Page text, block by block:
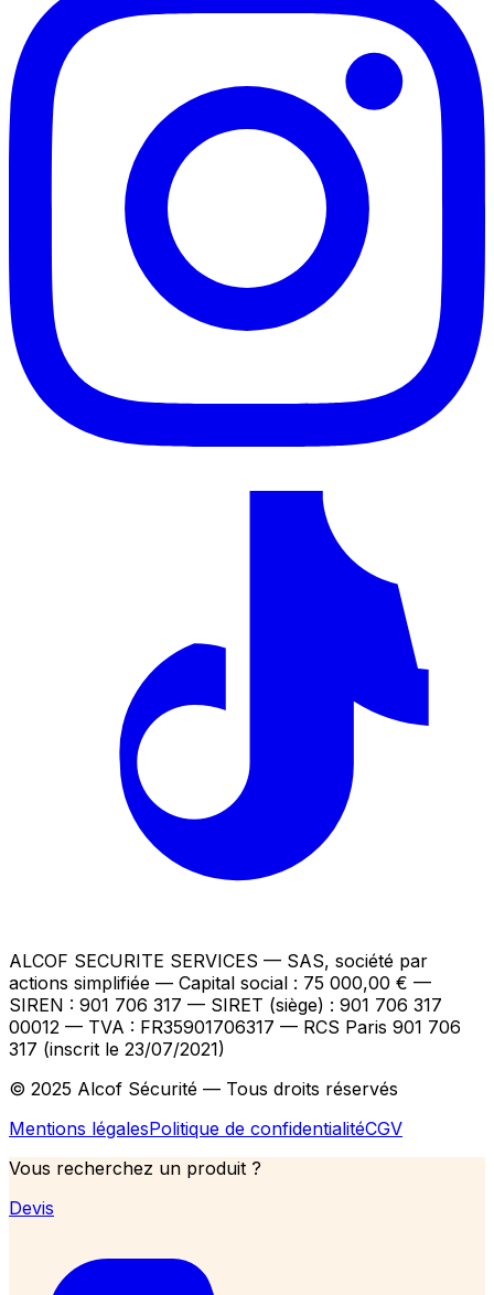
ALCOF SECURITE SERVICES — SAS, société par
actions simplifiée — Capital social : 75 000,00 € —
SIREN : 901 706 317 — SIRET (siège) : 901 706 317
00012 — TVA : FR35901706317 — RCS Paris 901 706
317 (inscrit le 23/07/2021)
© 2025 Alcof Sécurité — Tous droits réservés
Mentions légalesPolitique de confidentialitéCGV
Vous recherchez un produit ?
Devis